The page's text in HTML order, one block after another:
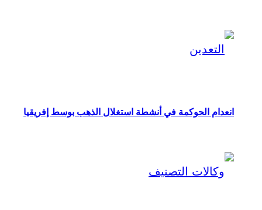
انعدام الحوكمة في أنشطة استغلال الذهب بوسط إفريقيا